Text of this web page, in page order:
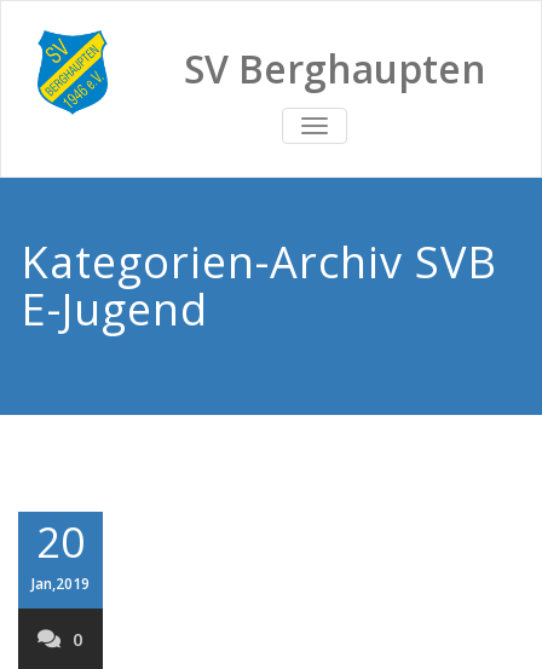
SV Berghaupten
TOGGLE
NAVIGATION
Kategorien-Archiv SVB
E-Jugend
20
Jan,2019
0